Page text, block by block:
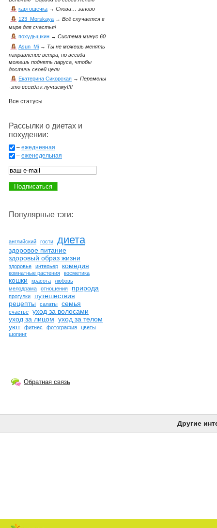
картошечка → Снова… заново
123_Morskaya → Всё случается в
мире для счастья!
похудышкин → Система минус 60
Asun_Mi → Ты не можешь менять
направление ветра, но всегда
можешь поднять паруса, чтобы
достичь своей цели.
Екатерина Сикорская → Перемены
-это всегда к лучшему!!!!
Все статусы
Рассылки о диетах и
похудении:
– ежедневная
– еженедельная
Популярные тэги:
английский гости диета
здоровое питание
здоровый образ жизни
здоровье интерьер комедия
комнатные растения косметика
кошки красота
любовь
мелодрама
отношения природа
прогулки
путешествия
рецепты
салаты семья
счастье
уход за волосами
уход за лицом уход за телом
уют
фитнес фотография
цветы
шопинг
Обратная связь
Другие